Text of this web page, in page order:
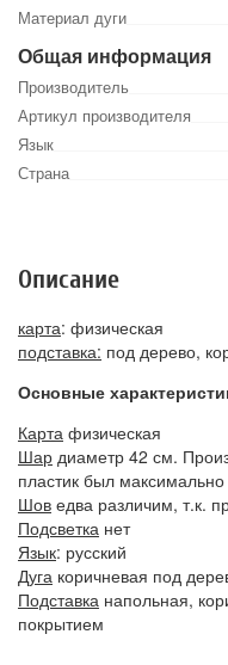
Материал дуги
Общая информация
Производитель
Артикул производителя
Язык
Страна
Описание
карта: физическая
подставка: под дерево,
Основные
Карта физическая
Шар диаметр 42 см.
пластик был
Шов едва различим, т.к.
Подсветка нет
Язык: русский
Дуга коричневая под
Подставка напольная,
покрытием